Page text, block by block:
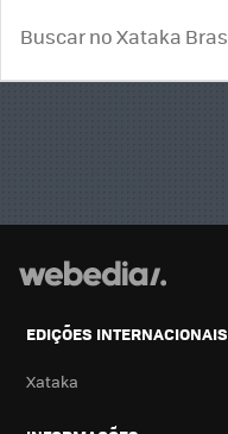
EDIÇÕES INTERNACIONAIS
Xataka